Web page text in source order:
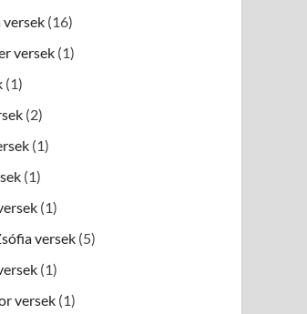
versek (16)
versek (1)
(1)
(2)
(1)
(1)
(1)
versek (5)
(1)
versek (1)